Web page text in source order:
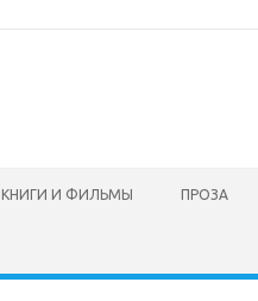
КНИГИ И ФИЛЬМЫ ПРОЗА